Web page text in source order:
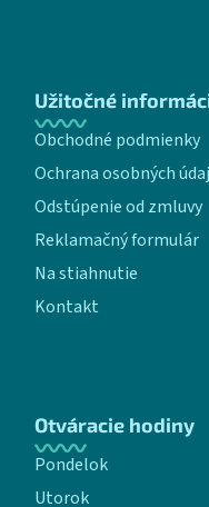
Užitočné
Obchodné podmienky
Ochrana osobných
Odstúpenie od zmluvy
Reklamačný formulár
Na stiahnutie
Kontakt
Otváracie hodiny
Pondelok
Utorok